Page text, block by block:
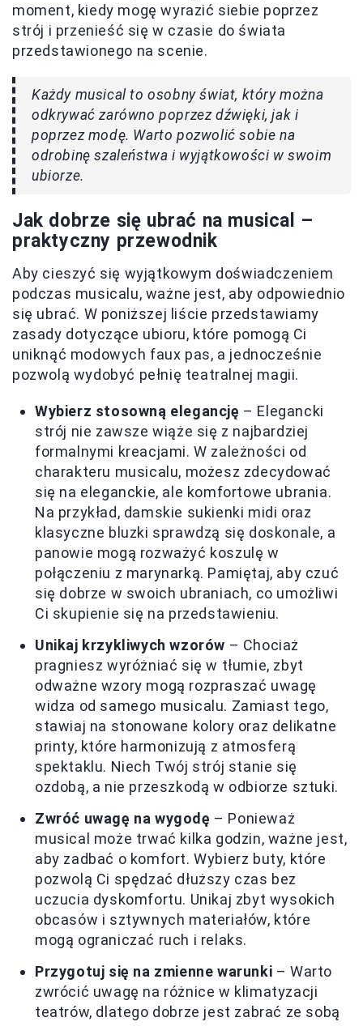
moment, kiedy mogę wyrazić siebie poprzez
strój i przenieść się w czasie do świata
przedstawionego na scenie.
Każdy musical to osobny świat, który można
odkrywać zarówno poprzez dźwięki, jak i
poprzez modę. Warto pozwolić sobie na
odrobinę szaleństwa i wyjątkowości w swoim
ubiorze.
Jak dobrze się ubrać na musical –
praktyczny przewodnik
Aby cieszyć się wyjątkowym doświadczeniem
podczas musicalu, ważne jest, aby odpowiednio
się ubrać. W poniższej liście przedstawiamy
zasady dotyczące ubioru, które pomogą Ci
uniknąć modowych faux pas, a jednocześnie
pozwolą wydobyć pełnię teatralnej magii.
Wybierz stosowną elegancję – Elegancki
strój nie zawsze wiąże się z najbardziej
formalnymi kreacjami. W zależności od
charakteru musicalu, możesz zdecydować
się na eleganckie, ale komfortowe ubrania.
Na przykład, damskie sukienki midi oraz
klasyczne bluzki sprawdzą się doskonale, a
panowie mogą rozważyć koszulę w
połączeniu z marynarką. Pamiętaj, aby czuć
się dobrze w swoich ubraniach, co umożliwi
Ci skupienie się na przedstawieniu.
Unikaj krzykliwych wzorów – Chociaż
pragniesz wyróżniać się w tłumie, zbyt
odważne wzory mogą rozpraszać uwagę
widza od samego musicalu. Zamiast tego,
stawiaj na stonowane kolory oraz delikatne
printy, które harmonizują z atmosferą
spektaklu. Niech Twój strój stanie się
ozdobą, a nie przeszkodą w odbiorze sztuki.
Zwróć uwagę na wygodę – Ponieważ
musical może trwać kilka godzin, ważne jest,
aby zadbać o komfort. Wybierz buty, które
pozwolą Ci spędzać dłuższy czas bez
uczucia dyskomfortu. Unikaj zbyt wysokich
obcasów i sztywnych materiałów, które
mogą ograniczać ruch i relaks.
Przygotuj się na zmienne warunki – Warto
zwrócić uwagę na różnice w klimatyzacji
teatrów, dlatego dobrze jest zabrać ze sobą